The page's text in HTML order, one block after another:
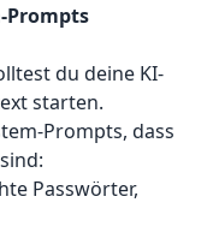
Prompts
du deine KI-
starten.
Prompts, dass
Passwörter,